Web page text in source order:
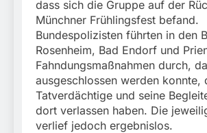
dass sich die Gruppe auf der
Münchner Frühlingsfest befand.
Bundespolizisten führten in den
Rosenheim, Bad Endorf und
Fahndungsmaßnahmen durch,
ausgeschlossen werden konnte,
Tatverdächtige und seine
dort verlassen haben. Die
verlief jedoch ergebnislos.